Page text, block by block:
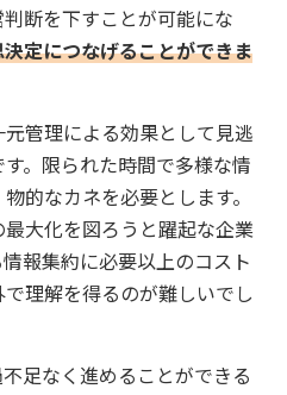
断を下すことが可能にな
定につなげることができま
管理による効果として見逃
す。限られた時間で多様な情
的なカネを必要とします。
大化を図ろうと躍起な企業
報集約に必要以上のコスト
理解を得るのが難しいでし
足なく進めることができる